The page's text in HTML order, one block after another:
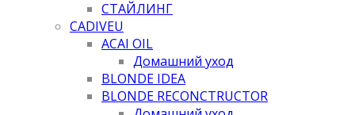
СТАЙЛИНГ
CADIVEU
ACAI OIL
Домашний уход
BLONDE IDEA
BLONDE RECONCTRUCTOR